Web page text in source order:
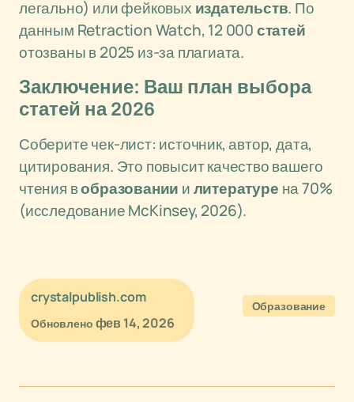
легально) или фейковых издательств. По
данным Retraction Watch, 12 000статей
отозваны в 2025 из-за плагиата.
Заключение: Ваш план выбора
статей на 2026
Соберите чек-лист: источник, автор, дата,
цитирования. Это повысит качество вашего
чтения вобразовании илитературе на 70%
(исследование McKinsey, 2026).
crystalpublish.com
Обновлено фев 14, 2026
Образование